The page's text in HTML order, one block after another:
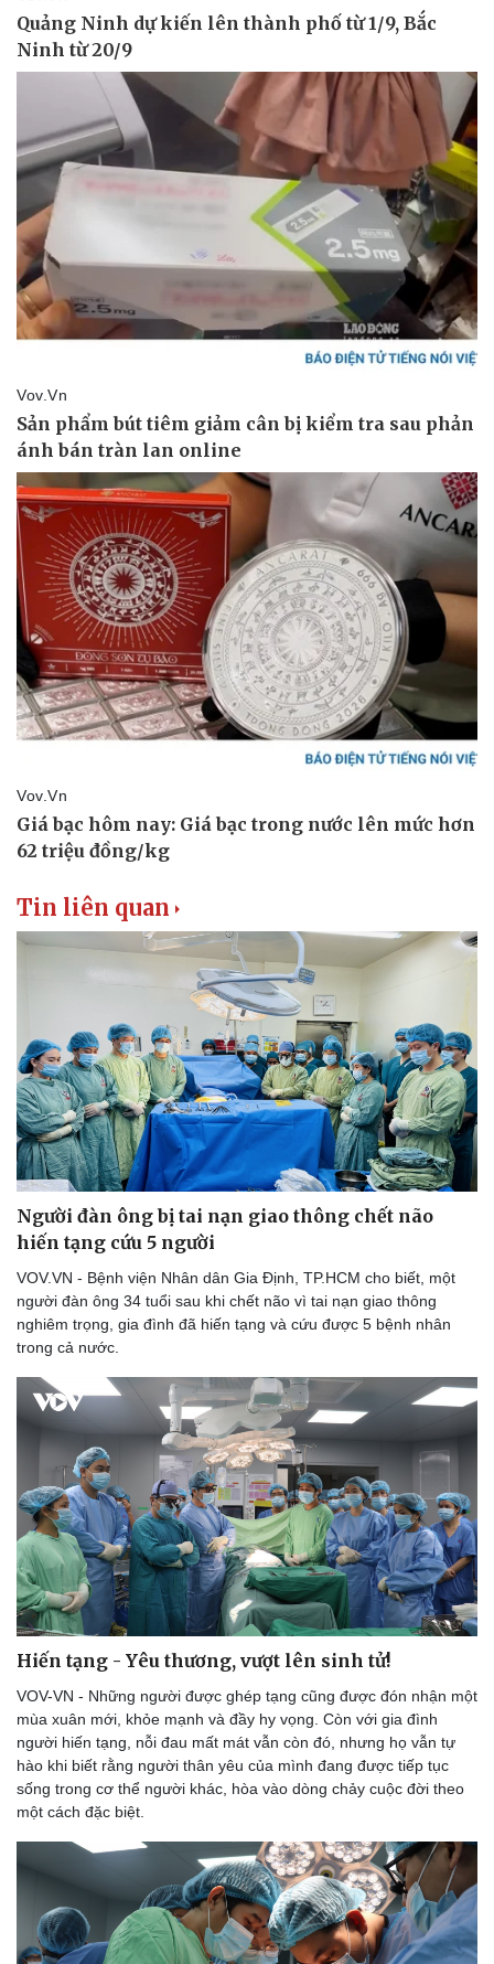
Thể thao
Bóng đá
Lịch thi đấu bóng đá
Thế giới thể thao
eSports
Hậu trường
Ô tô - Xe máy
Ô tô
Xe máy
Tư vấn
Tin liên quan
Người đàn ông bị tai nạn giao thông chết não
hiến tạng cứu 5 người
VOV.VN - Bệnh viện Nhân dân Gia Định, TP.HCM cho biết, một
người đàn ông 34 tuổi sau khi chết não vì tai nạn giao thông
nghiêm trọng, gia đình đã hiến tạng và cứu được 5 bệnh nhân
trong cả nước.
Hiến tạng - Yêu thương, vượt lên sinh tử!
VOV-VN - Những người được ghép tạng cũng được đón nhận một
mùa xuân mới, khỏe mạnh và đầy hy vọng. Còn với gia đình
người hiến tạng, nỗi đau mất mát vẫn còn đó, nhưng họ vẫn tự
hào khi biết rằng người thân yêu của mình đang được tiếp tục
sống trong cơ thể người khác, hòa vào dòng chảy cuộc đời theo
một cách đặc biệt.